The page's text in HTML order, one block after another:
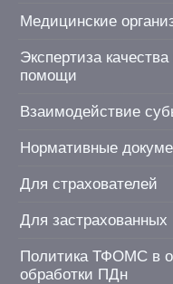
Медицинские
Экспертиза
помощи
Взаимодействие
Нормативные
Для страхователей
Для застрахованных
Политика ТФОМС в
обработки ПДн